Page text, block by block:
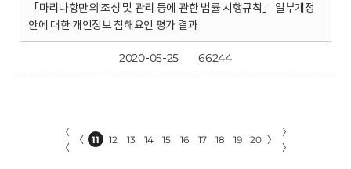
「마리나항만의 조성 및 관리 등에 관한 법률 시행규칙」 일부개정
안에 대한 개인정보 침해요인 평가 결과
2020-05-25 66244
〈
〈
〈 11 12 13 14 15 16 17 18 19 20 〉
〉
〉